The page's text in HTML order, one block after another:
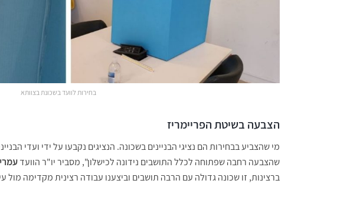
בחירות לוועד בשכונת בצוותא
הצבעה בשיטת הפריימריז
מי שהצביע בבחירות הם נציגי הבניינים בשכונה. הנציגים נקבעו על ידי ועדי
שהצבעה רחבה שפתוחה לכלל התושבים נידונה לכישלון", מסביר יו"ר הוועדעמרי
ברצינות, זו שכונה גדולה עם הרבה תושבים וביצענו עבודה רצינית מקדימה מול